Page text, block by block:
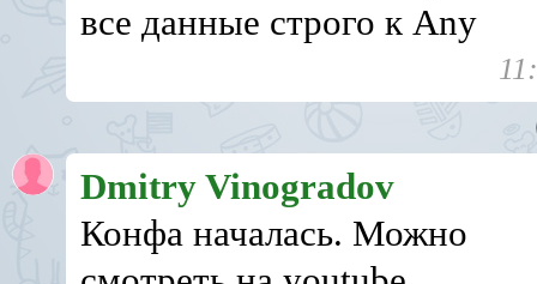
все данные строго к Any
Dmitry Vinogradov
Конфа началась. Можно